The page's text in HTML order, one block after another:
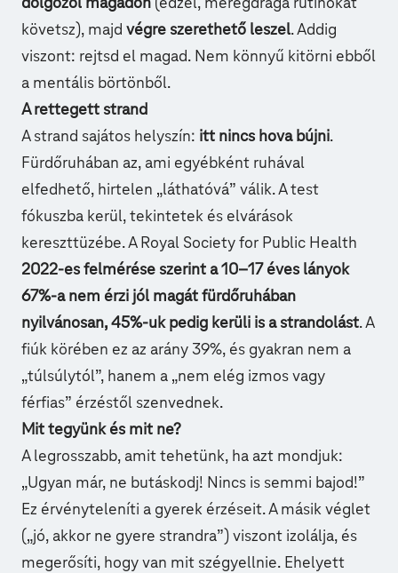
dolgozol magadon (edzel, méregdrága rutinokat
követsz), majd végre szerethető leszel. Addig
viszont: rejtsd el magad. Nem könnyű kitörni ebből
a mentális börtönből.
A rettegett strand
A strand sajátos helyszín: itt nincs hova bújni.
Fürdőruhában az, ami egyébként ruhával
elfedhető, hirtelen „láthatóvá” válik. A test
fókuszba kerül, tekintetek és elvárások
kereszttüzébe. A Royal Society for Public Health
2022-es felmérése szerint a 10–17 éves lányok
67%-a nem érzi jól magát fürdőruhában
nyilvánosan, 45%-uk pedig kerüli is a strandolást. A
fiúk körében ez az arány 39%, és gyakran nem a
„túlsúlytól”, hanem a „nem elég izmos vagy
férfias” érzéstől szenvednek.
Mit tegyünk és mit ne?
A legrosszabb, amit tehetünk, ha azt mondjuk:
„Ugyan már, ne butáskodj! Nincs is semmi bajod!”
Ez érvényteleníti a gyerek érzéseit. A másik véglet
(„jó, akkor ne gyere strandra”) viszont izolálja, és
megerősíti, hogy van mit szégyellnie. Ehelyett